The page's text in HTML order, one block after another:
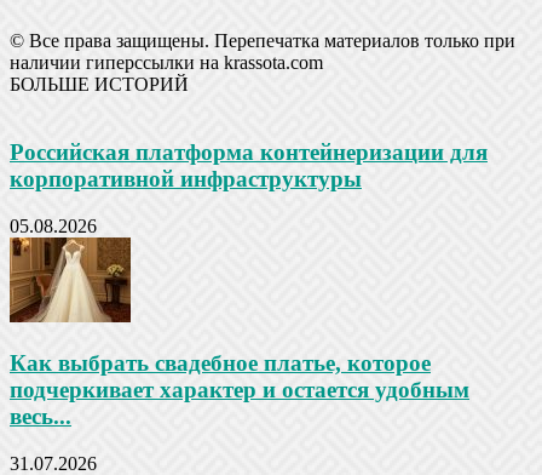
© Все права защищены. Перепечатка материалов только при
наличии гиперссылки на krassota.com
БОЛЬШЕ ИСТОРИЙ
Российская платформа контейнеризации для
корпоративной инфраструктуры
05.08.2026
Как выбрать свадебное платье, которое
подчеркивает характер и остается удобным
весь...
31.07.2026